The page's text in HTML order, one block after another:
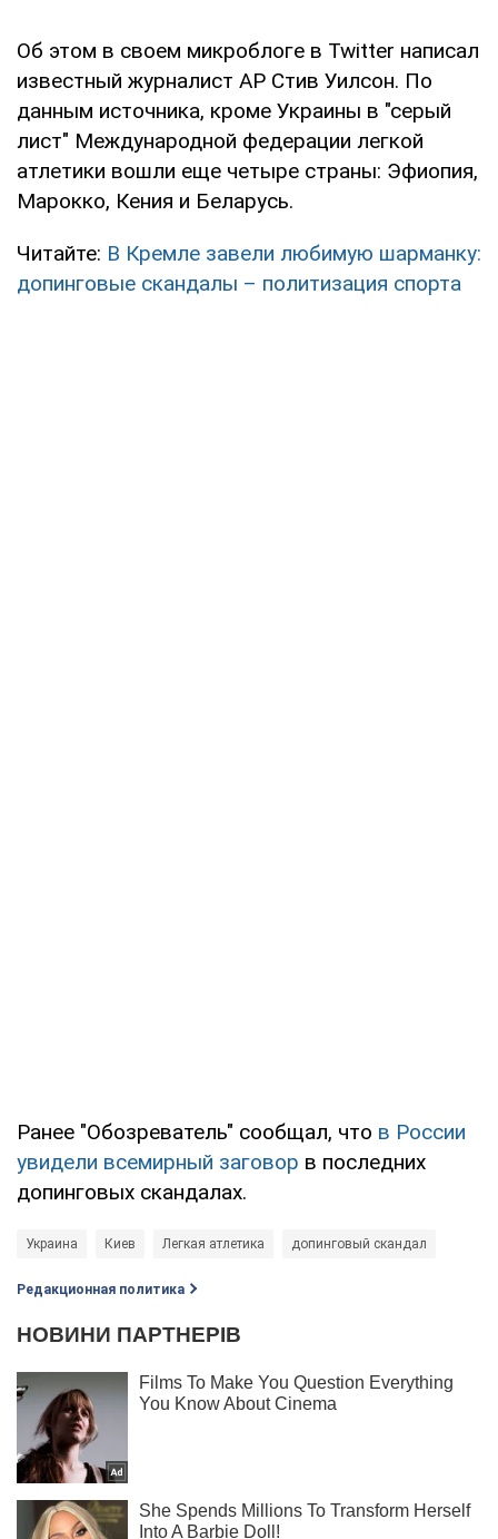
Об этом в своем микроблоге в Twitter написал
известный журналист АР Стив Уилсон. По
данным источника, кроме Украины в "серый
лист" Международной федерации легкой
атлетики вошли еще четыре страны: Эфиопия,
Марокко, Кения и Беларусь.
Читайте: В Кремле завели любимую шарманку:
допинговые скандалы – политизация спорта
Ранее "Обозреватель" сообщал, что в России
увидели всемирный заговор в последних
допинговых скандалах.
Украина Киев Легкая атлетика допинговый скандал
Редакционная политика